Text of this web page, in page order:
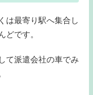
は最寄り駅へ集合し
どです。
て派遣会社の車でみ